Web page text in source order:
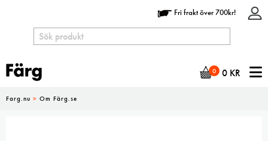
Fri frakt över 700kr!
0 0 KR
Farg.nu > Om Färg.se